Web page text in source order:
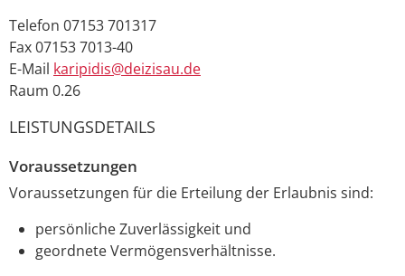
Telefon 07153 701317
Fax07153 7013-40
E-Mail karipidis@deizisau.de
Raum 0.26
LEISTUNGSDETAILS
Voraussetzungen
Voraussetzungen für die Erteilung der Erlaubnis sind:
persönliche Zuverlässigkeit und
geordnete Vermögensverhältnisse.